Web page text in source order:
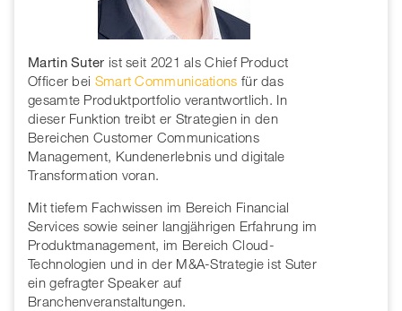
Martin Suter ist seit 2021 als Chief Product
Officer bei Smart Communications für das
gesamte Produktportfolio verantwortlich. In
dieser Funktion treibt er Strategien in den
Bereichen Customer Communications
Management, Kundenerlebnis und digitale
Transformation voran.
Mit tiefem Fachwissen im Bereich Financial
Services sowie seiner langjährigen Erfahrung im
Produktmanagement, im Bereich Cloud-
Technologien und in der M&A-Strategie ist Suter
ein gefragter Speaker auf
Branchenveranstaltungen.